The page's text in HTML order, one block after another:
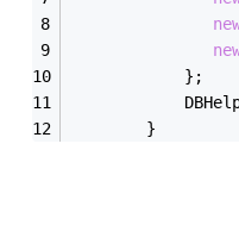
            };
        }